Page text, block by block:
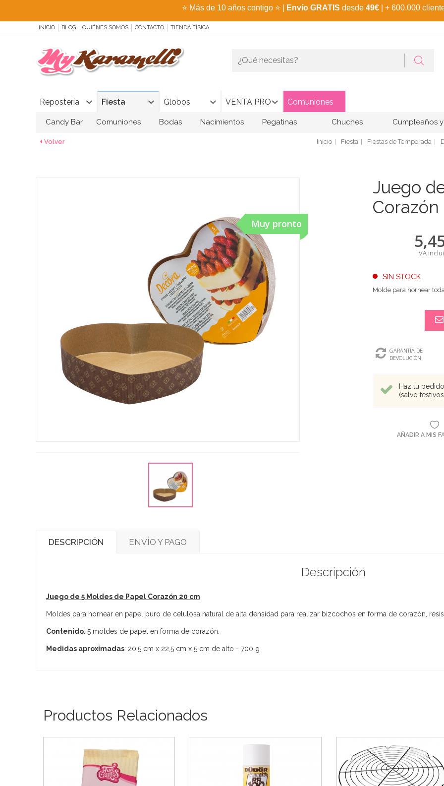
⭐ Más de 10 años contigo ⭐ Envío GRATIS desde 49€ | + 600.000
INICIO BLOG QUIÉNES SOMOS CONTACTO TIENDA FÍSICA
Repostería Fiesta Globos VENTA PRO Comuniones
Candy Bar Comuniones Bodas Nacimientos Pegatinas Chuches Cumpleaños
Volver Inicio Fiesta Fiestas de Temporada
Muy pronto
Juego
IVA
SIN STOCK
Molde para hornear
GARANTÍA DE
DEVOLUCIÓN
Haz tu
(salvo
AÑADIR A MIS
DESCRIPCIÓN ENVÍO Y PAGO
Descripción
Juego de 5 Moldes de Papel Corazón 20 cm
Moldes para hornear en papel puro de celulosa natural de alta densidad para realizar bizcochos en forma de corazón,
Contenido: 5 moldes de papel en forma de corazón.
Medidas aproximadas: 20,5 cm x 22,5 cm x 5 cm de alto - 700 g
Productos Relacionados